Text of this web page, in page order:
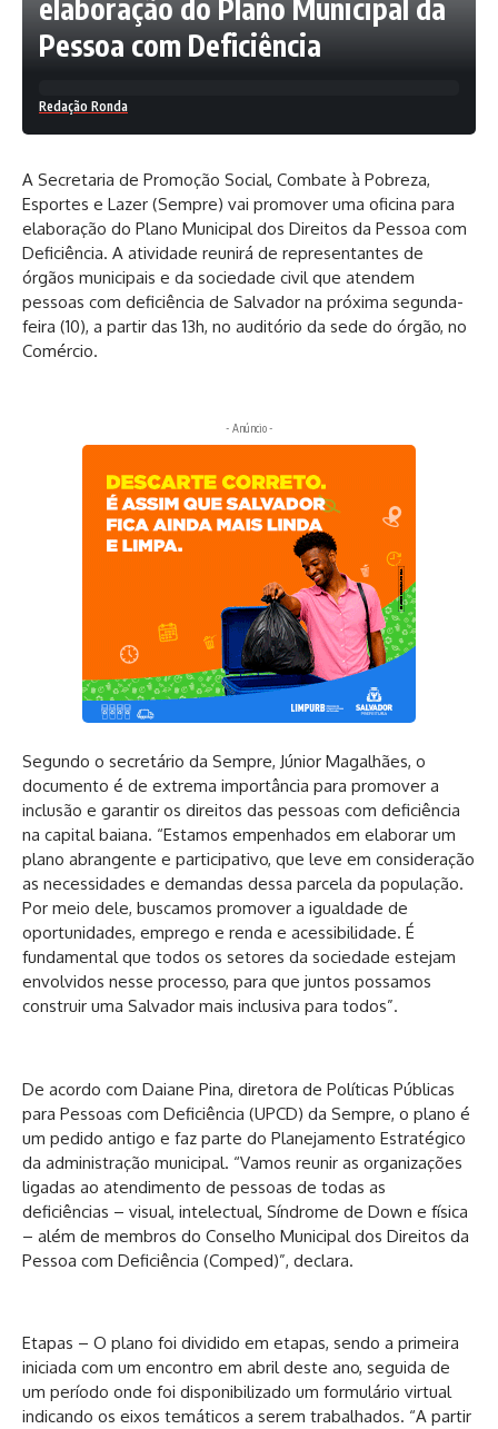
elaboração do Plano Municipal da
Pessoa com Deficiência
Redação Ronda
A Secretaria de Promoção Social, Combate à Pobreza,
Esportes e Lazer (Sempre) vai promover uma oficina para
elaboração do Plano Municipal dos Direitos da Pessoa com
Deficiência. A atividade reunirá de representantes de
órgãos municipais e da sociedade civil que atendem
pessoas com deficiência de Salvador na próxima segunda-
feira (10), a partir das 13h, no auditório da sede do órgão, no
Comércio.
- Anúncio -
Segundo o secretário da Sempre, Júnior Magalhães, o
documento é de extrema importância para promover a
inclusão e garantir os direitos das pessoas com deficiência
na capital baiana. “Estamos empenhados em elaborar um
plano abrangente e participativo, que leve em consideração
as necessidades e demandas dessa parcela da população.
Por meio dele, buscamos promover a igualdade de
oportunidades, emprego e renda e acessibilidade. É
fundamental que todos os setores da sociedade estejam
envolvidos nesse processo, para que juntos possamos
construir uma Salvador mais inclusiva para todos”.
De acordo com Daiane Pina, diretora de Políticas Públicas
para Pessoas com Deficiência (UPCD) da Sempre, o plano é
um pedido antigo e faz parte do Planejamento Estratégico
da administração municipal. “Vamos reunir as organizações
ligadas ao atendimento de pessoas de todas as
deficiências – visual, intelectual, Síndrome de Down e física
– além de membros do Conselho Municipal dos Direitos da
Pessoa com Deficiência (Comped)”, declara.
Etapas – O plano foi dividido em etapas, sendo a primeira
iniciada com um encontro em abril deste ano, seguida de
um período onde foi disponibilizado um formulário virtual
indicando os eixos temáticos a serem trabalhados. “A partir